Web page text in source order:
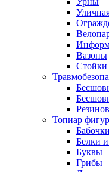
Вазоны
Стойки
Топиар
Бабочки
Белки
Буквы
Грибы